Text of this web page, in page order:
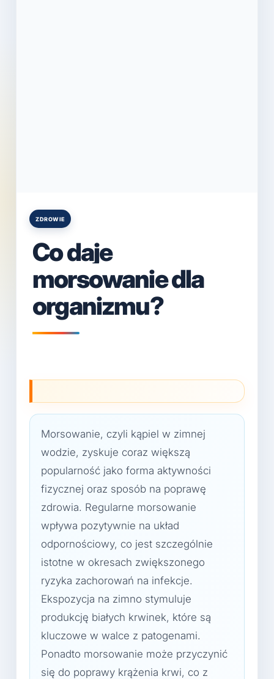
Posted
ZDROWIE
Co daje
morsowanie dla
organizmu?
Morsowanie, czyli kąpiel w zimnej
wodzie, zyskuje coraz większą
popularność jako forma aktywności
fizycznej oraz sposób na poprawę
zdrowia. Regularne morsowanie
wpływa pozytywnie na układ
odpornościowy, co jest szczególnie
istotne w okresach zwiększonego
ryzyka zachorowań na infekcje.
Ekspozycja na zimno stymuluje
produkcję białych krwinek, które są
kluczowe w walce z patogenami.
Ponadto morsowanie może przyczynić
się do poprawy krążenia krwi, co z